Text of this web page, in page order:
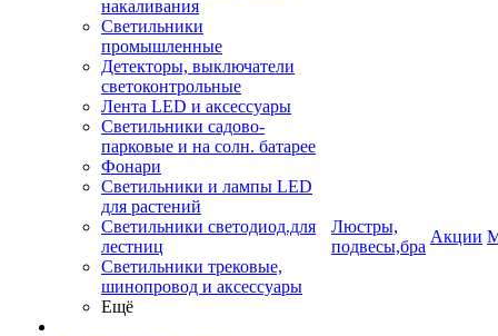
накаливания
Светильники
промышленные
Детекторы, выключатели
светоконтрольные
Лента LED и аксессуары
Светильники садово-
парковые и на солн. батарее
Фонари
Светильники и лампы LED
для растений
Светильники светодиод.для
лестниц
Светильники трековые,
шинопровод и аксессуары
Ещё
Люстры,
подвесы,бра
Акции